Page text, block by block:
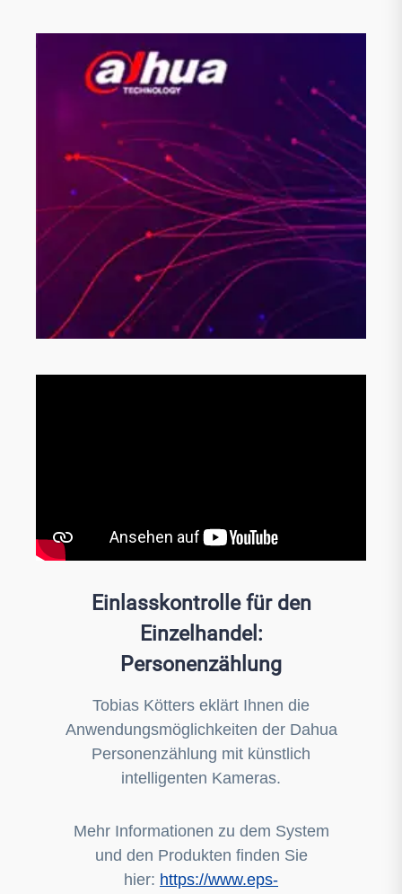
Einlasskontrolle für den
Einzelhandel:
Personenzählung
Tobias Kötters eklärt Ihnen die
Anwendungsmöglichkeiten der Dahua
Personenzählung mit künstlich
intelligenten Kameras.
Mehr Informationen zu dem System
und den Produkten finden Sie
hier: https://www.eps-